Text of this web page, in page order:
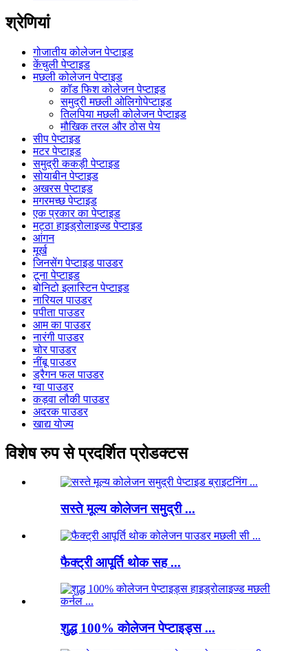
श्रेणियां
गोजातीय कोलेजन पेप्टाइड
केंचुली पेप्टाइड
मछली कोलेजन पेप्टाइड
कॉड फिश कोलेजन पेप्टाइड
समुद्री मछली ओलिगोपेप्टाइड
तिलपिया मछली कोलेजन पेप्टाइड
मौखिक तरल और ठोस पेय
सीप पेप्टाइड
मटर पेप्टाइड
समुद्री ककड़ी पेप्टाइड
सोयाबीन पेप्टाइड
अखरस पेप्टाइड
मगरमच्छ पेप्टाइड
एक प्रकार का पेप्टाइड
मट्ठा हाइड्रोलाइज्ड पेप्टाइड
आंगन
मूर्ख
जिनसेंग पेप्टाइड पाउडर
टूना पेप्टाइड
बोनिटो इलास्टिन पेप्टाइड
नारियल पाउडर
पपीता पाउडर
आम का पाउडर
नारंगी पाउडर
चोर पाउडर
नींबू पाउडर
ड्रैगन फल पाउडर
ग्वा पाउडर
कड़वा लौकी पाउडर
अदरक पाउडर
खाद्य योज्य
विशेष रुप से प्रदर्शित प्रोडक्टस
सस्ते मूल्य कोलेजन समुद्री ...
फैक्ट्री आपूर्ति थोक सह ...
शुद्ध 100% कोलेजन पेप्टाइड्स ...